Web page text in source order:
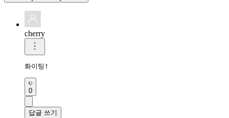
cherry
화이팅!
0
답글 쓰기